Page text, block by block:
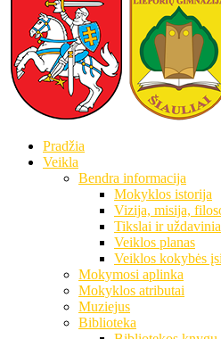
Pradžia
Veikla
Bendra informacija
Mokyklos istorija
Vizija, misija,
Tikslai ir
Veiklos planas
Veiklos kokybės
Mokymosi aplinka
Mokyklos atributai
Muziejus
Biblioteka